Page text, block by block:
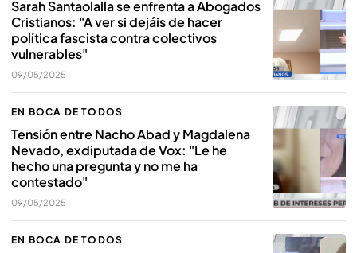
Sarah Santaolalla se enfrenta a Abogados
Cristianos: "A ver si dejáis de hacer
política fascista contra colectivos
vulnerables"
09/05/2025
EN BOCA DE TODOS
Tensión entre Nacho Abad y Magdalena
Nevado, exdiputada de Vox: "Le he
hecho una pregunta y no me ha
contestado"
09/05/2025
EN BOCA DE TODOS